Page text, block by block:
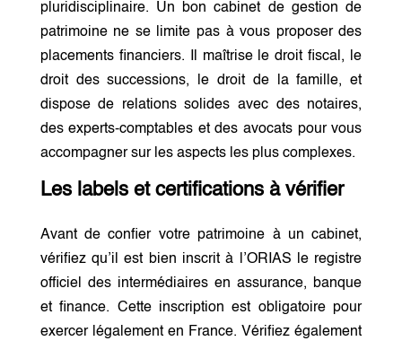
pluridisciplinaire. Un bon cabinet de gestion de
patrimoine ne se limite pas à vous proposer des
placements financiers. Il maîtrise le droit fiscal, le
droit des successions, le droit de la famille, et
dispose de relations solides avec des notaires,
des experts-comptables et des avocats pour vous
accompagner sur les aspects les plus complexes.
Les labels et certifications à vérifier
Avant de confier votre patrimoine à un cabinet,
vérifiez qu’il est bien inscrit à l’ORIAS le registre
officiel des intermédiaires en assurance, banque
et finance. Cette inscription est obligatoire pour
exercer légalement en France. Vérifiez également